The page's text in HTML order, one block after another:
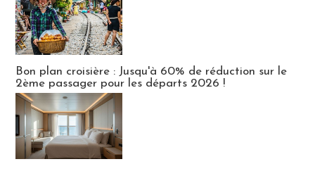
Bon plan croisière : Jusqu'à 60% de réduction sur le
2ème passager pour les départs 2026 !